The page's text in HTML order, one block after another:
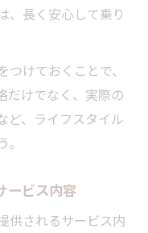
ポート内容の違
中古車販売店
ス体制を確認
、長く安心して乗り
けておくことで、
だけでなく、実際の
ど、ライフスタイル
ービス内容
供されるサービス内